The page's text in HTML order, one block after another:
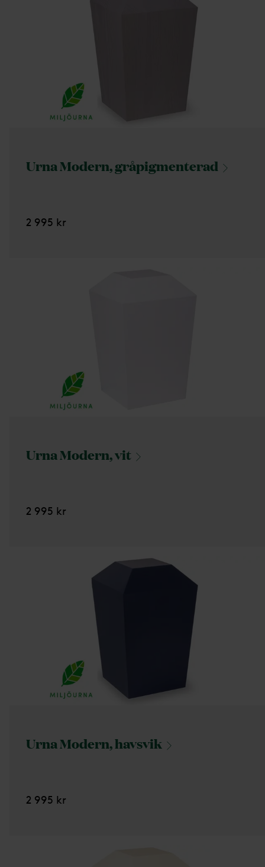
Urna Modern,gråpigmenterad
2 995 kr
Urna Modern,vit
2 995 kr
Urna Modern,havsvik
2 995 kr